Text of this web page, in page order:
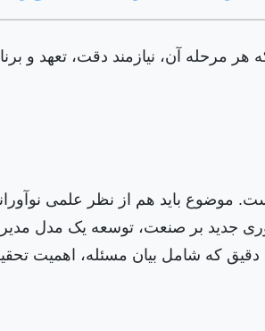
مرحله آن، نیازمند دقت، تعهد و
باید هم از نظر علمی
جدید بر صنعت، توسعه یک مدل
دقیق که شامل بیان مسئله، اهمیت